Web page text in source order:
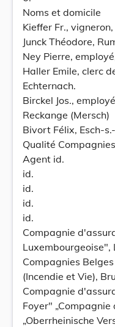
Noms et domicile
Kieffer Fr.,
Junck Théodore,
Ney Pierre,
Haller Emile, clerc
Echternach.
Birckel Jos.,
Reckange (Mersch)
Bivort Félix, Esch-
Qualité
Agent id.
id.
id.
id.
id.
Compagnie
Luxembourgeoise",
Compagnies
(Incendie et Vie),
Compagnie
Foyer"
„Oberrheinische